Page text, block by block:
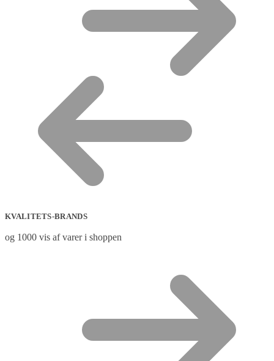
KVALITETS-BRANDS
og 1000 vis af varer i shoppen